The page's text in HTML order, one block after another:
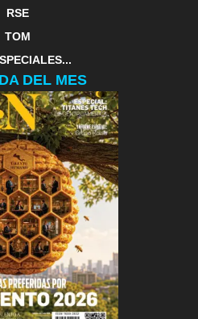
RSE
TOM
DEL MES